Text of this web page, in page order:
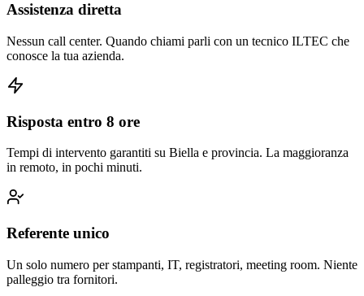
Assistenza diretta
Nessun call center. Quando chiami parli con un tecnico ILTEC che
conosce la tua azienda.
Risposta entro 8 ore
Tempi di intervento garantiti su Biella e provincia. La maggioranza
in remoto, in pochi minuti.
Referente unico
Un solo numero per stampanti, IT, registratori, meeting room. Niente
palleggio tra fornitori.